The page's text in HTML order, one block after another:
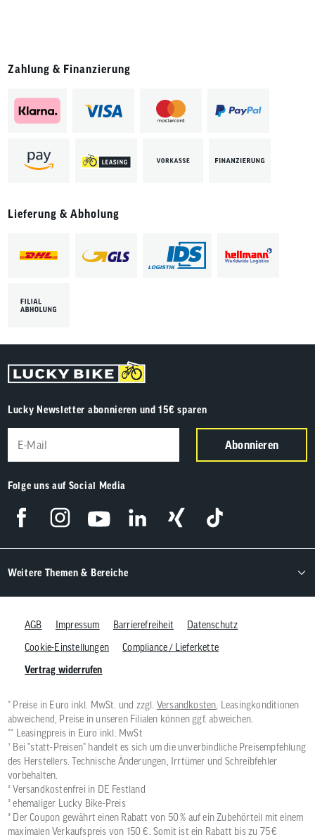
Zahlung & Finanzierung
Lieferung & Abholung
Lucky Newsletter abonnieren und 15€ sparen
Abonnieren
Folge uns auf Social Media
Weitere Themen & Bereiche
AGB Impressum Barrierefreiheit
Datenschutz
Cookie-Einstellungen
Compliance / Lieferkette
Vertrag widerrufen
* Preise in Euro inkl. MwSt. und zzgl. Versandkosten, Leasingkonditionen
abweichend, Preise in unseren Filialen können ggf. abweichen.
** Leasingpreis in Euro inkl. MwSt
¹ Bei "statt-Preisen" handelt es sich um die unverbindliche Preisempfehlung
des Herstellers. Technische Änderungen, Irrtümer und Schreibfehler
vorbehalten.
² Versandkostenfrei in DE Festland
³ ehemaliger Lucky Bike-Preis
⁴ Der Coupon gewährt einen Rabatt von 50 % auf ein Zubehörteil mit einem
maximalen Verkaufspreis von 150 €. Somit ist ein Rabatt bis zu 75 €